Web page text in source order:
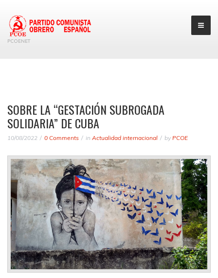
PCOENET
SOBRE LA “GESTACIÓN SUBROGADA
SOLIDARIA” DE CUBA
10/08/2022 0 Comments in Actualidad internacional by PCOE